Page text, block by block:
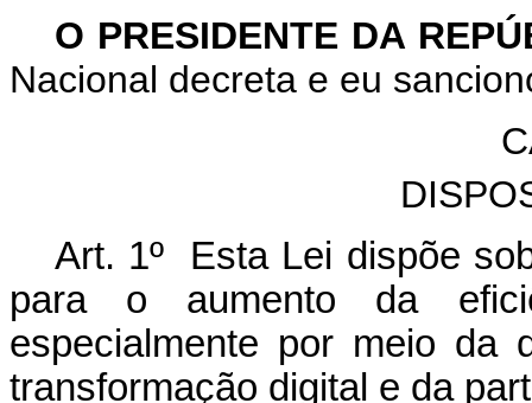
O PRESIDENTE DA
Nacional decreta e eu
Art. 1º Esta Lei dispõe
para o aumento da
especialmente por meio da
transformação digital e da